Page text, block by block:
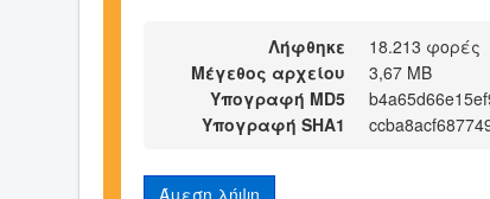
Λήφθηκε
18.213 φορές
Μέγεθος αρχείου
3,67 MB
Υπογραφή MD5
Υπογραφή SHA1